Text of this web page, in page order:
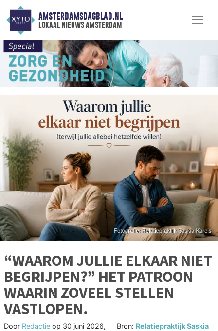
AMSTERDAMSDAGBLAD.NL
lokaal nieuws amsterdam
“WAAROM JULLIE ELKAAR NIET
BEGRIJPEN?” HET PATROON
WAARIN ZOVEEL STELLEN
VASTLOPEN.
Door Redactie op 30 juni 2026,
Bron: Relatiepraktijk Saskia